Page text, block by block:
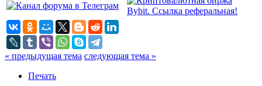
« предыдущая тема следующая тема »
Печать